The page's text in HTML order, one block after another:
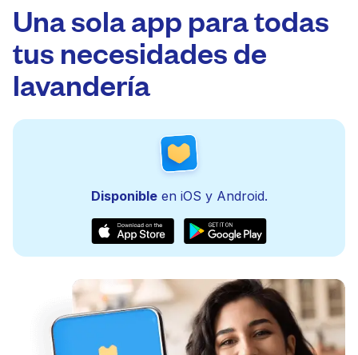
Una sola app para todas
tus necesidades de
lavandería
Disponibleen iOS y Android.